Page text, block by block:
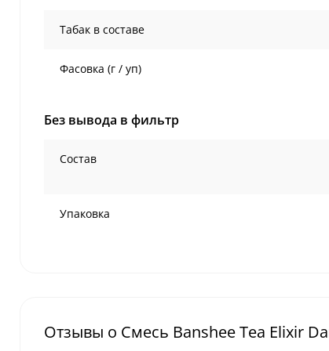
Табак в составе
Фасовка (г / уп)
Без вывода в фильтр
Состав
Упаковка
Отзывы о Смесь Banshee Tea Elixir